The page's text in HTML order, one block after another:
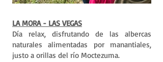
LA MORA - LAS VEGAS
Día relax, disfrutando de las albercas
naturales alimentadas por manantiales,
justo a orillas del río Moctezuma.